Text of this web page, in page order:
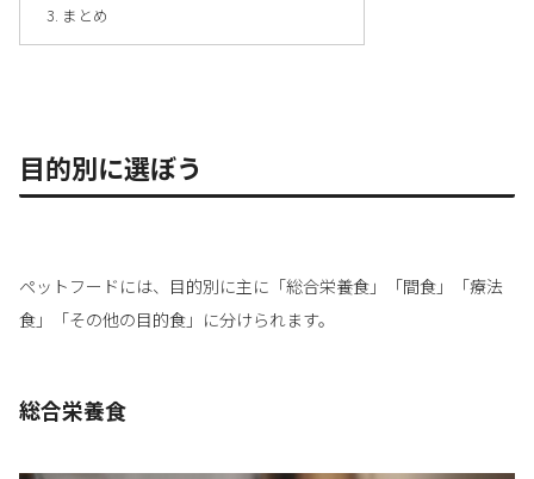
まとめ
目的別に選ぼう
ペットフードには、目的別に主に「総合栄養食」「間食」「療法
食」「その他の目的食」に分けられます。
総合栄養食